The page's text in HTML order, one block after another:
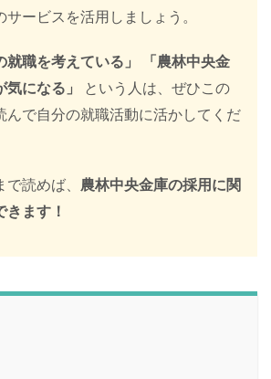
サービスを活用しましょう。
就職を考えている」
「農林中央金
になる」
という人は、ぜひこの
んで自分の就職活動に活かしてくだ
読めば、 農林中央金庫の採用に関
きます！